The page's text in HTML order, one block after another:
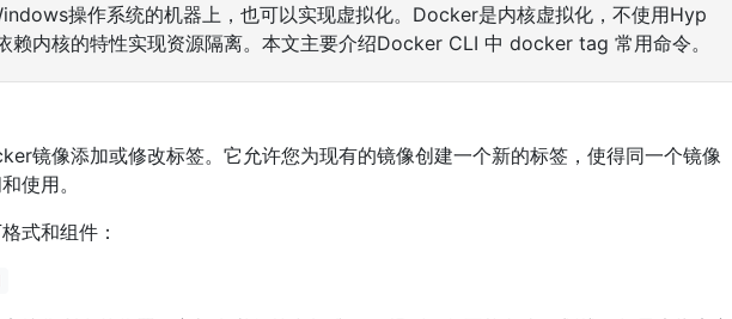
操作系统的机器上，也可以实现虚拟化。Docker是内核虚拟化，不使用Hyp
赖内核的特性实现资源隔离。本文主要介绍Docker CLI 中 docker tag 常用命令。
镜像添加或修改标签。它允许您为现有的镜像创建一个新的标签，使得同一个镜像
使用。
式和组件：